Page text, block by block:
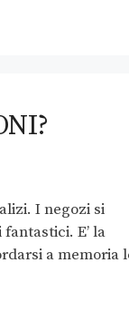
I negozi si
E’ la
a memoria